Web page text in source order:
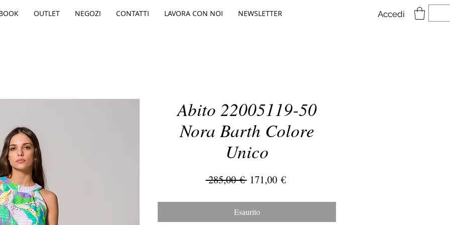
OUTLET NEGOZI CONTATTI LAVORA CON NOI NEWSLETTER Accedi
Abito 22005119-50
Nora Barth Colore
Unico
285,00 € Prezzo
171,00 €Prezzo
Esaurito